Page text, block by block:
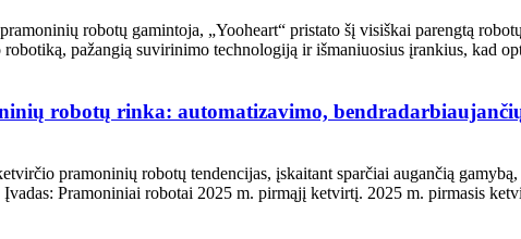
robotų gamintoja, „Yooheart“ pristato šį visiškai parengtą
pažangią suvirinimo technologiją ir išmaniuosius įrankius, kad
robotų rinka: automatizavimo,
pramoninių robotų tendencijas, įskaitant sparčiai augančią
Pramoniniai robotai 2025 m. pirmąjį ketvirtį. 2025 m. pirmasis